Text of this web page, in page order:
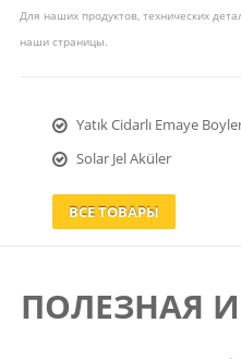
Для наших продуктов, технических
наши страницы.
Yatık Cidarlı Emaye
Solar Jel Aküler
ВСЕ ТОВАРЫ
ПОЛЕЗНАЯ